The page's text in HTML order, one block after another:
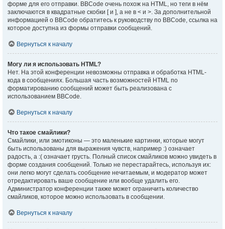
форме для его отправки. BBCode очень похож на HTML, но теги в нём
заключаются в квадратные скобки [ и ], а не в < и >. За дополнительной
информацией о BBCode обратитесь к руководству по BBCode, ссылка на
которое доступна из формы отправки сообщений.
Вернуться к началу
Могу ли я использовать HTML?
Нет. На этой конференции невозможны отправка и обработка HTML-
кода в сообщениях. Большая часть возможностей HTML по
форматированию сообщений может быть реализована с
использованием BBCode.
Вернуться к началу
Что такое смайлики?
Смайлики, или эмотиконы — это маленькие картинки, которые могут
быть использованы для выражения чувств, например :) означает
радость, а :( означает грусть. Полный список смайликов можно увидеть в
форме создания сообщений. Только не перестарайтесь, используя их:
они легко могут сделать сообщение нечитаемым, и модератор может
отредактировать ваше сообщение или вообще удалить его.
Администратор конференции также может ограничить количество
смайликов, которое можно использовать в сообщении.
Вернуться к началу